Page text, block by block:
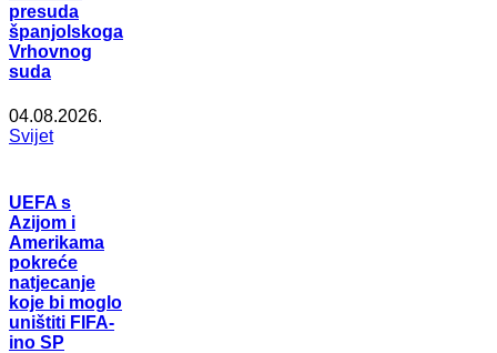
presuda
španjolskoga
Vrhovnog
suda
04.08.2026.
Svijet
UEFA s
Azijom i
Amerikama
pokreće
natjecanje
koje bi moglo
uništiti FIFA-
ino SP